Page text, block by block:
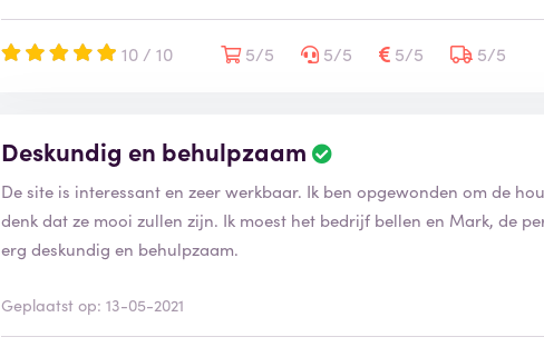
10 / 10 5/5 5/5 5/5 5/5
Deskundig en behulpzaam
De site is interessant en zeer werkbaar. Ik ben opgewonden om de
denk dat ze mooi zullen zijn. Ik moest het bedrijf bellen en Mark, de
erg deskundig en behulpzaam.
Geplaatst op: 13-05-2021